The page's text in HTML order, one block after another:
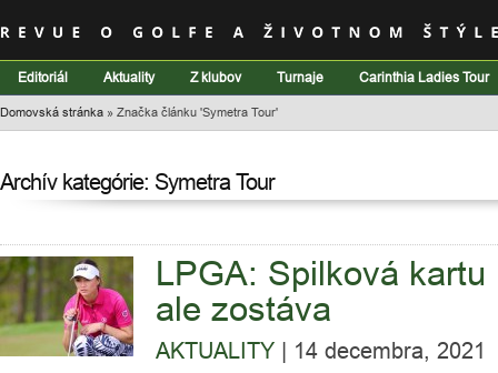
Editoriál Aktuality Z klubov Turnaje Carinthia Ladies Tour
Domovská stránka » Značka článku 'Symetra Tour'
Archív kategórie: Symetra Tour
LPGA: Spilková
ale zostáva
AKTUALITY | 14 decembra, 2021